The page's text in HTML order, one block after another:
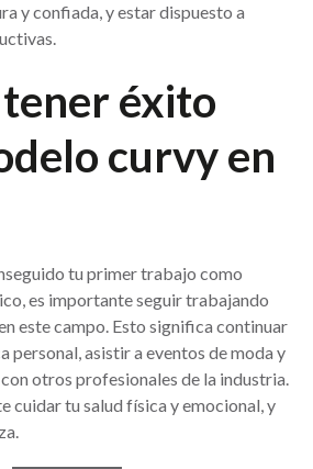
y confiada, y estar dispuesto a
tener éxito
curvy en
tu primer trabajo como
es importante seguir trabajando
este campo. Esto significa continuar
personal, asistir a eventos de moda y
otros profesionales de la industria.
cuidar tu salud física y emocional, y